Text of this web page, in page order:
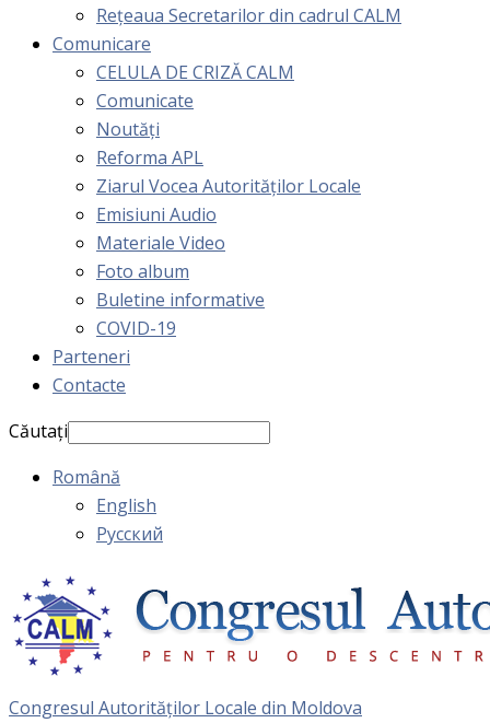
Rețeaua Secretarilor din cadrul CALM
Comunicare
CELULA DE CRIZĂ CALM
Comunicate
Noutăți
Reforma APL
Ziarul Vocea Autorităților Locale
Emisiuni Audio
Materiale Video
Foto album
Buletine informative
COVID-19
Parteneri
Contacte
Căutați
Română
English
Русский
Congresul Autorităţilor Locale din Moldova